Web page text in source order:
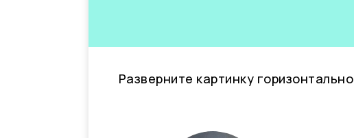
Разверните картинку горизонтально